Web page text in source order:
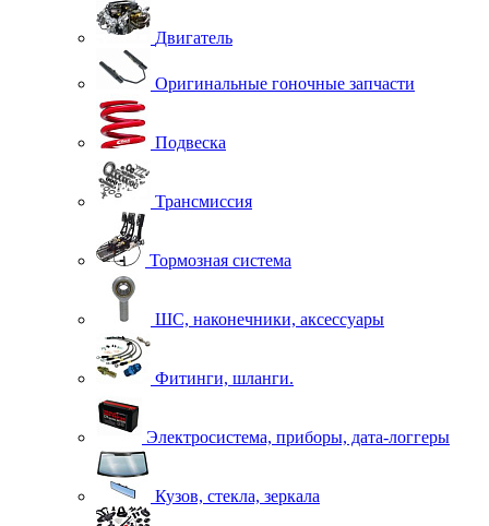
Двигатель
Оригинальные гоночные запчасти
Подвеска
Трансмиссия
Тормозная система
ШС, наконечники, аксессуары
Фитинги, шланги.
Электросистема, приборы, дата-логгеры
Кузов, стекла, зеркала